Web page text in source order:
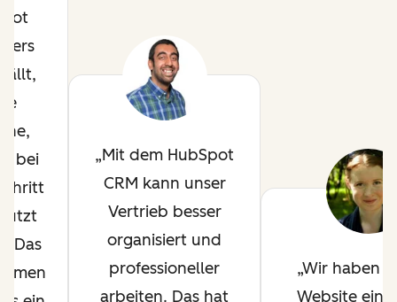
bei
Das
Mit dem HubSpot
CRM kann unser
Vertrieb besser
organisiert und
professioneller
arbeiten. Das hat
Wir haben
Website eine